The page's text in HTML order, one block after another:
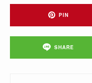
PIN
SHARE